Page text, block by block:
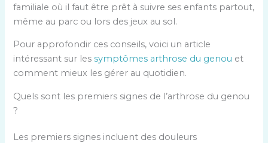
familiale où il faut être prêt à suivre ses enfants partout,
même au parc ou lors des jeux au sol.
Pour approfondir ces conseils, voici un article
intéressant sur lessymptômes arthrose du genou et
comment mieux les gérer au quotidien.
Quels sont les premiers signes de l’arthrose du genou
?
Les premiers signes incluent des douleurs